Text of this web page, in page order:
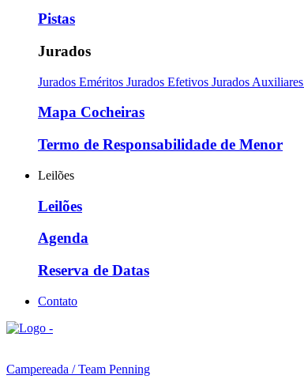
Pistas
Jurados
Jurados Eméritos Jurados Efetivos Jurados Auxiliares
Mapa Cocheiras
Termo de Responsabilidade de Menor
Leilões
Leilões
Agenda
Reserva de Datas
Contato
Campereada / Team Penning